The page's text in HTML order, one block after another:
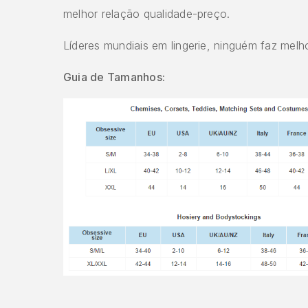
melhor relação qualidade-preço.
Líderes mundiais em lingerie, ninguém faz
Guia de Tamanhos: